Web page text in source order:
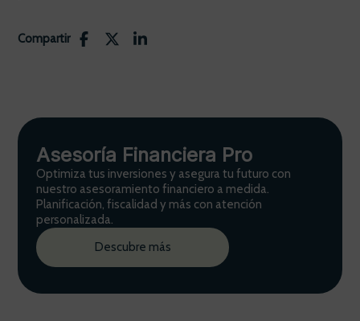
Compartir
Asesoría Financiera Pro
Optimiza tus inversiones y asegura tu futuro con
nuestro asesoramiento financiero a medida.
Planificación, fiscalidad y más con atención
personalizada.
Descubre más